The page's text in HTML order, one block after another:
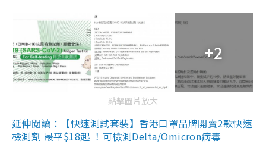
+2
點擊圖片放大
延伸閱讀：【快速測試套裝】香港口罩品牌開賣2款快速
檢測劑 最平$18起 ！可檢測Delta/Omicron病毒